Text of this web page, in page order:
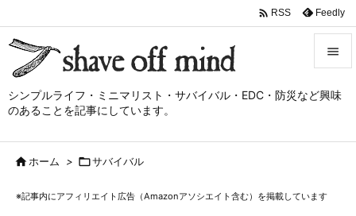
シンプルライフ・ミニマリスト・サバイバル・EDC・防災など興味
のあることを記事にしています。

メニュ
サイド
 RSS Feedly
ホーム > サバイバル
※記事内にアフィリエイト広告（Amazonアソシエイト含む）を掲載しています